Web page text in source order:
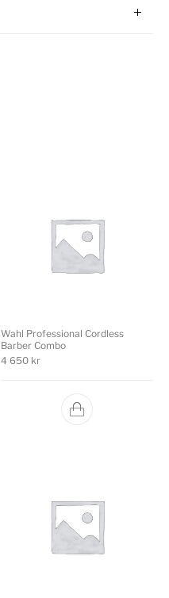
Wahl Professional Cordless
Barber Combo
4 650 kr